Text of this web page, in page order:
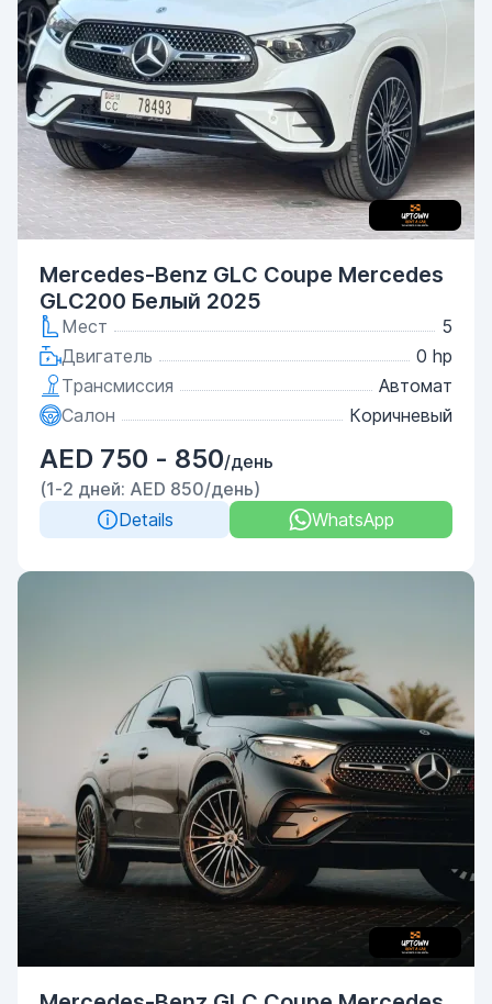
Mercedes-Benz GLC Coupe Mercedes
GLC200 Белый 2025
Мест
5
Двигатель
0 hp
Трансмиссия
Автомат
Салон
Коричневый
AED 750 - 850/день
(1-2 дней: AED 850/день)
Details
WhatsApp